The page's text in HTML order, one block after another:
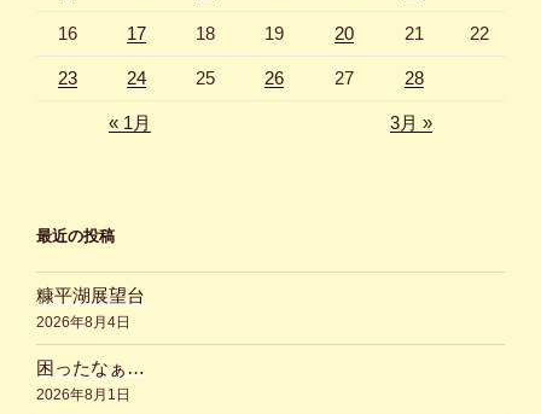
16 17 18 19 20 21 22
23 24 25 26 27 28
« 1月 3月 »
最近の投稿
糠平湖展望台
2026年8月4日
困ったなぁ…
2026年8月1日